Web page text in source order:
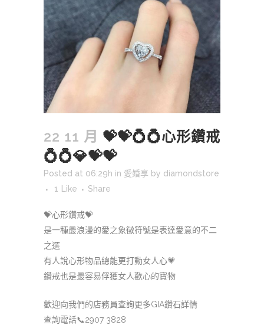
22 11 月 💝💝💍💍心形鑽戒
💍💍💎💝💝
Posted at 06:29h in 愛婚享 by diamondstore
1
Like Share
💝心形鑽戒💝
是一種最浪漫的愛之象徵符號是表達愛意的不二
之選
有人說心形物品總能更打動女人心💗
鑽戒也是最容易俘獲女人歡心的寶物
歡迎向我們的店務員查詢更多GIA鑽石詳情
查詢電話📞2907 3828